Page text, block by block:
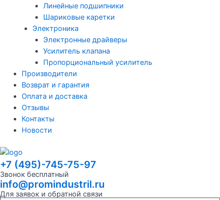
Линейные подшипники
Шариковые каретки
Электроника
Электронные драйверы
Усилитель клапана
Пропорциональный усилитель
Производители
Возврат и гарантия
Оплата и доставка
Отзывы
Контакты
Новости
+7 (495)-745-75-97
Звонок бесплатный
info@promindustril.ru
Для заявок и обратной связи